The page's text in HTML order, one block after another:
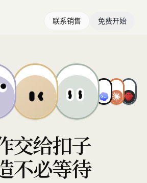
联系销售 免费开始
交给扣子
不必等待